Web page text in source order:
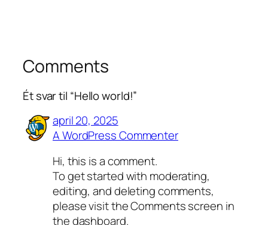
Comments
Ét svar til “Hello world!”
april 20, 2025
A WordPress Commenter
Hi, this is a comment.
To get started with moderating,
editing, and deleting comments,
please visit the Comments screen in
the dashboard.